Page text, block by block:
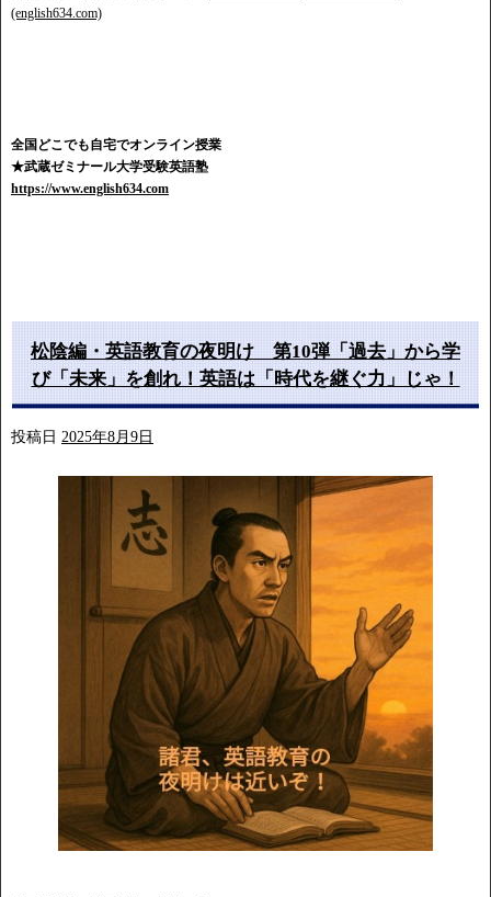
(english634.com)
全国どこでも自宅でオンライン授業
★武蔵ゼミナール大学受験英語塾
https://www.english634.com
松陰編・英語教育の夜明け 第10弾「過去」から学
び「未来」を創れ！英語は「時代を継ぐ力」じゃ！
投稿日 2025年8月9日